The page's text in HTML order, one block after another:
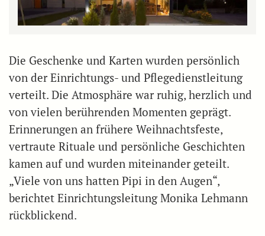
Die Geschenke und Karten wurden persönlich
von der Einrichtungs- und Pflegedienstleitung
verteilt. Die Atmosphäre war ruhig, herzlich und
von vielen berührenden Momenten geprägt.
Erinnerungen an frühere Weihnachtsfeste,
vertraute Rituale und persönliche Geschichten
kamen auf und wurden miteinander geteilt.
„Viele von uns hatten Pipi in den Augen“,
berichtet Einrichtungsleitung Monika Lehmann
rückblickend.